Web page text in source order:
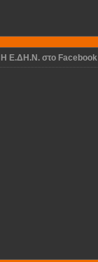
Η Ε.ΔΗ.Ν. στο Facebook